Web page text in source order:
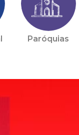
Paróquias